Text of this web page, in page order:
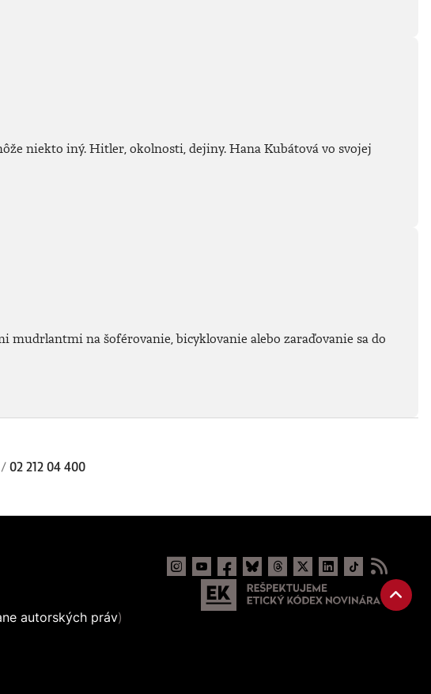
niekto iný. Hitler, okolnosti, dejiny. Hana Kubátová vo svojej
mudrlantmi na šoférovanie, bicyklovanie alebo zaraďovanie sa do
02 212 04 400
autorských práv)